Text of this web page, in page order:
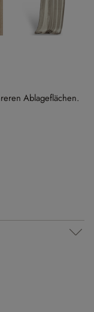
Ablageflächen.